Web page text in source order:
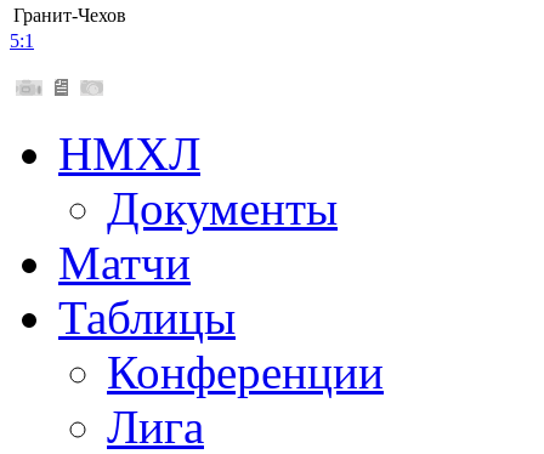
Гранит-Чехов
5:1
НМХЛ
Документы
Матчи
Таблицы
Конференции
Лига